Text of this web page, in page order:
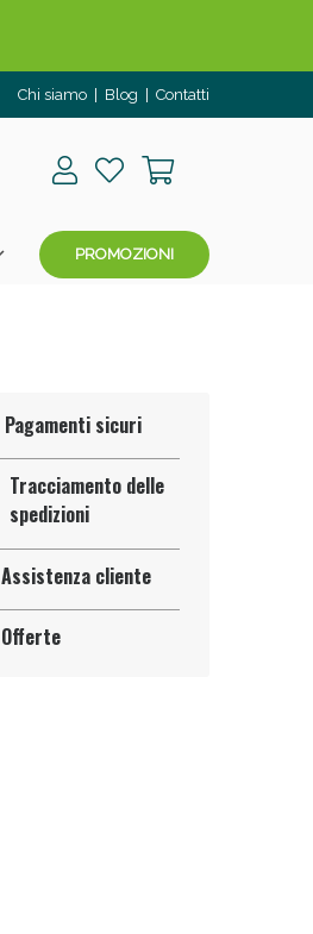
Chi siamo Blog Contatti
PROMOZIONI
Pagamenti sicuri
Tracciamento delle
spedizioni
Assistenza cliente
Offerte